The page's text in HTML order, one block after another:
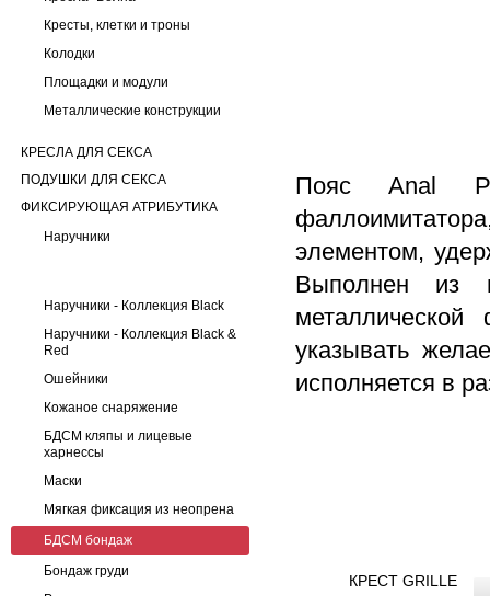
Кресты, клетки и троны
Колодки
Площадки и модули
Металлические конструкции
КРЕСЛА ДЛЯ СЕКСА
ПОДУШКИ ДЛЯ СЕКСА
ФИКСИРУЮЩАЯ АТРИБУТИКА
Наручники
Наручники - Коллекция Black
Наручники - Коллекция Black &
Red
Ошейники
Кожаное снаряжение
БДСМ кляпы и лицевые
харнессы
Маски
Мягкая фиксация из неопрена
БДСМ бондаж
Бондаж груди
Пояс Anal
элементом,
Выполнен из
указывать
исполняется в
КРЕСТ GRILLE